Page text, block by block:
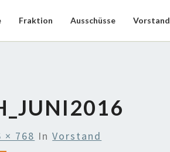
Fraktion Ausschüsse Vorstand
× 768 InVorstand